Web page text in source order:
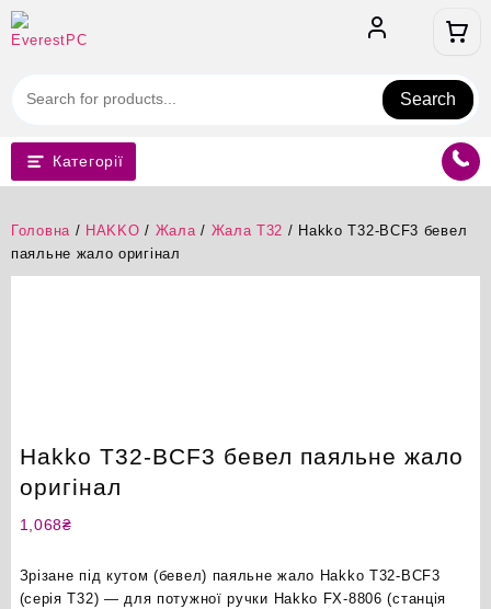
Перейти
до
Search
Категорії
Головна / HAKKO / Жала / Жала T32 / Hakko T32-BCF3 бевел
паяльне жало оригінал
Hakko T32-BCF3 бевел паяльне жало
оригінал
1,068₴
Зрізане під кутом (бевел) паяльне жало Hakko T32-BCF3
(серія T32) — для потужної ручки Hakko FX-8806 (станція